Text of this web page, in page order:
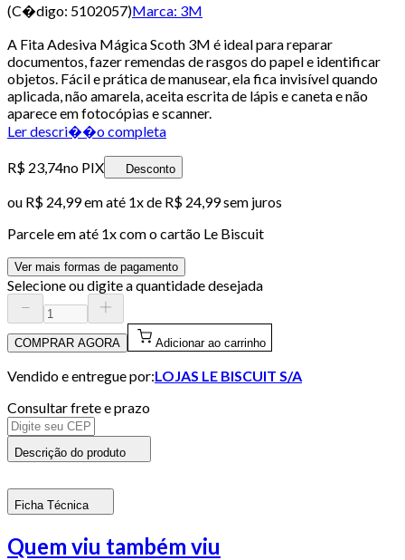
(C�digo: 5102057)Marca: 3M
A Fita Adesiva Mágica Scoth 3M é ideal para reparar
documentos, fazer remendas de rasgos do papel e identificar
objetos. Fácil e prática de manusear, ela fica invisível quando
aplicada, não amarela, aceita escrita de lápis e caneta e não
aparece em fotocópias e scanner.
Ler descri��o completa
R$ 23,74no PIX Desconto
ou R$ 24,99em até 1x de R$ 24,99sem juros
Parcele em até 1x com o cartão Le Biscuit
Ver mais formas de pagamento
Selecione ou digite a quantidade desejada
COMPRAR AGORA Adicionar ao carrinho
Vendido e entregue por:LOJAS LE BISCUIT S/A
Consultar frete e prazo
Descrição do produto
Ficha Técnica
Quem viu também viu